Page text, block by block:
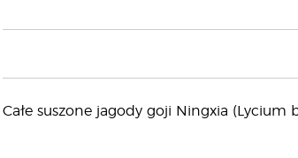
Całe suszone jagody goji Ningxia (Lycium